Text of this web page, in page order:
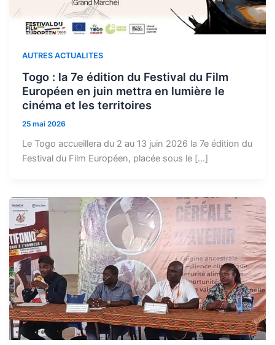
AUTRES ACTUALITES
Togo : la 7e édition du Festival du Film
Européen en juin mettra en lumière le
cinéma et les territoires
25 mai 2026
Le Togo accueillera du 2 au 13 juin 2026 la 7e édition du
Festival du Film Européen, placée sous le […]